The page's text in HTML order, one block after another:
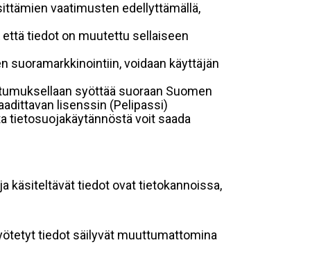
vaatimusten edellyttämällä,
tiedot on muutettu sellaiseen
suoramarkkinointiin, voidaan käyttäjän
syöttää suoraan Suomen
lisenssin (Pelipassi)
tietosuojakäytännöstä voit saada
käsiteltävät tiedot ovat tietokannoissa,
tiedot säilyvät muuttumattomina